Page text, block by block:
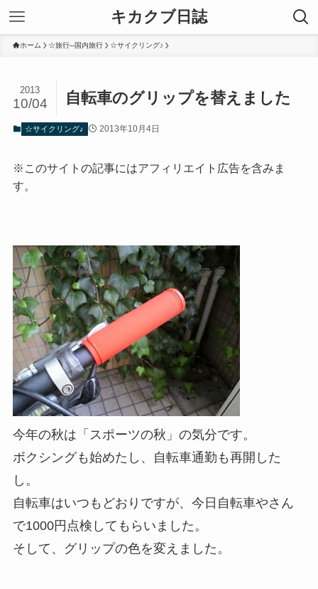
キカクブ日誌
ホーム ☆旅行─国内旅行 ☆サイクリング♪
自転車のグリップを替えました
2013
10/04
☆サイクリング♪ 2013年10月4日
※このサイトの記事にはアフィリエイト広告を含みま
す。
今年の秋は「スポーツの秋」の気分です。
ボクシングも始めたし、自転車通勤も再開した
し。
自転車はいつもどおりですが、今日自転車やさん
で1000円点検してもらいました。
そして、グリップの色を変えました。